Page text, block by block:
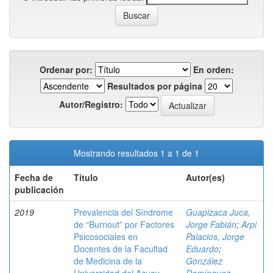
Ordenar por:
En orden:
Resultados por página
Autor/Registro:
Mostrando resultados 1 a 1 de 1
Fecha de
publicación
Título Autor(es)
2019
Prevalencia del Síndrome
de “Burnout” por Factores
Psicosociales en
Docentes de la Facultad
de Medicina de la
Guapizaca Juca,
Jorge Fabián;Arpi
Palacios, Jorge
Eduardo;
González